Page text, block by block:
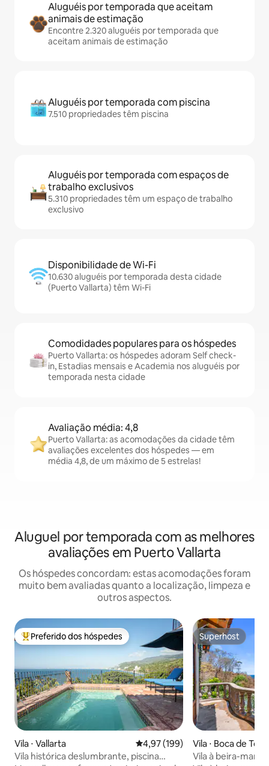
Aluguéis por temporada que aceitam
animais de estimação
Encontre 2.320 aluguéis por temporada que
aceitam animais de estimação
Aluguéis por temporada com piscina
7.510 propriedades têm piscina
Aluguéis por temporada com espaços de
trabalho exclusivos
5.310 propriedades têm um espaço de trabalho
exclusivo
Disponibilidade de Wi-Fi
10.630 aluguéis por temporada desta cidade
(Puerto Vallarta) têm Wi-Fi
Comodidades populares para os hóspedes
Puerto Vallarta: os hóspedes adoram Self check-
in, Estadias mensais e Academia nos aluguéis por
temporada nesta cidade
Avaliação média: 4,8
Puerto Vallarta: as acomodações da cidade têm
avaliações excelentes dos hóspedes — em
média 4,8, de um máximo de 5 estrelas!
Aluguel por temporada com as melhores
avaliações em Puerto Vallarta
Os hóspedes concordam: estas acomodações foram
muito bem avaliadas quanto a localização, limpeza e
outros aspectos.
Entre os melhores preferidos dos hóspedes
Preferido dos hóspedes
Vila ⋅ Vallarta 4,97 de uma avaliação média de
4,97 (199)
Vila histórica deslumbrante, piscina
Superhost
Superhost
Vila ⋅ Boca de
Vila à beira-mar ·